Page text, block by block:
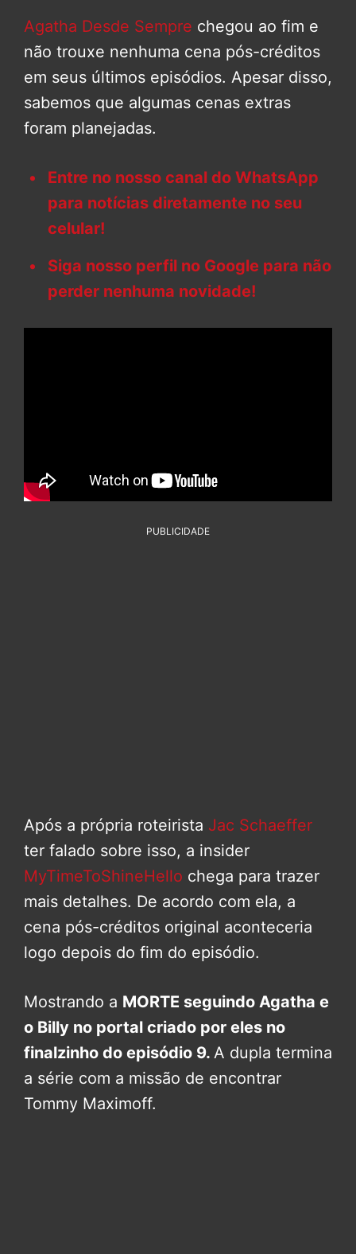
Agatha Desde Sempre chegou ao fim e
não trouxe nenhuma cena pós-créditos
em seus últimos episódios. Apesar disso,
sabemos que algumas cenas extras
foram planejadas.
Entre no nosso canal do WhatsApp
para notícias diretamente no seu
celular!
Siga nosso perfil no Google para não
perder nenhuma novidade!
PUBLICIDADE
Após a própria roteirista Jac Schaeffer
ter falado sobre isso, a insider
MyTimeToShineHello chega para trazer
mais detalhes. De acordo com ela, a
cena pós-créditos original aconteceria
logo depois do fim do episódio.
Mostrando a MORTE seguindo Agatha e
o Billy no portal criado por eles no
finalzinho do episódio 9. A dupla termina
a série com a missão de encontrar
Tommy Maximoff.